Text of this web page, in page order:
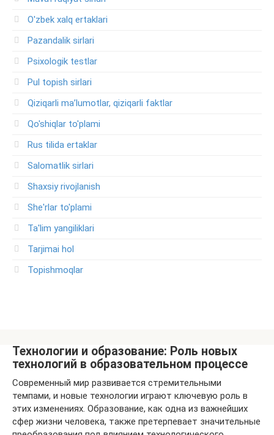
O'zbek xalq ertaklari
Pazandalik sirlari
Psixologik testlar
Pul topish sirlari
Qiziqarli ma’lumotlar, qiziqarli faktlar
Qo'shiqlar to'plami
Rus tilida ertaklar
Salomatlik sirlari
Shaxsiy rivojlanish
She'rlar to'plami
Ta'lim yangiliklari
Tarjimai hol
Topishmoqlar
Технологии и образование: Роль новых
технологий в образовательном процессе
Современный мир развивается стремительными
темпами, и новые технологии играют ключевую роль в
этих изменениях. Образование, как одна из важнейших
сфер жизни человека, также претерпевает значительные